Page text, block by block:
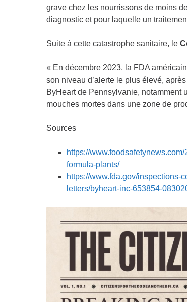
grave chez les nourrissons de moins
diagnostic et pour laquelle un
Suite à cette catastrophe sanitaire, le
« En décembre 2023, la FDA
son niveau d’alerte le plus élevé,
ByHeart de Pennsylvanie, notamment
mouches mortes dans une zone de
Sources
https://
formula-plants/
https://www.fda.gov/inspections-
letters/byheart-inc-653854-